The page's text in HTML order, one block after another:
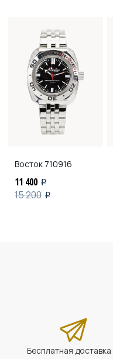
Восток 710916
11 400 i
15 200 i
Бесплатная доставка